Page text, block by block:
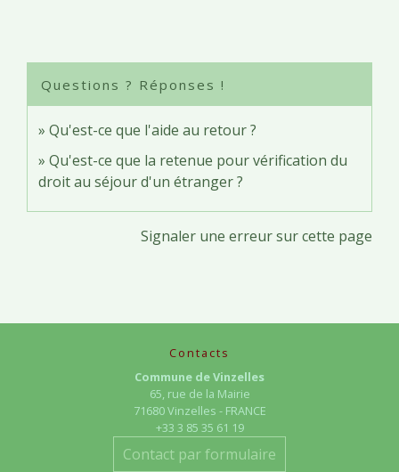
Questions ? Réponses !
Qu'est-ce que l'aide au retour ?
Qu'est-ce que la retenue pour vérification du
droit au séjour d'un étranger ?
Signaler une erreur sur cette page
Contacts
Commune de Vinzelles
65, rue de la Mairie
71680 Vinzelles - FRANCE
+33 3 85 35 61 19
Contact par formulaire